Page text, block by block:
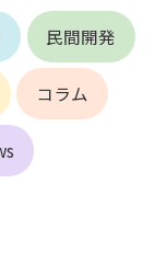
民間開発
コラム
。
合
た場合
員申込手続き処
断した場合